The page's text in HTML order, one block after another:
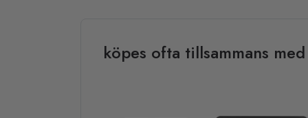
köpes ofta tillsammans med